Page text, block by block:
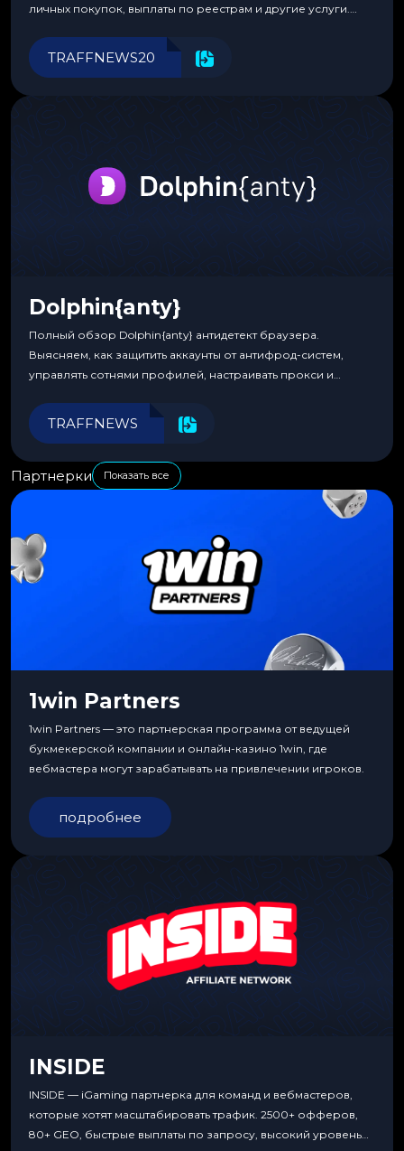
личных покупок, выплаты по реестрам и другие услуги.
инструменты для управления финансами.
TRAFFNEWS20
Dolphin{anty}
Полный обзор Dolphin{anty} антидетект браузера.
Выясняем, как защитить аккаунты от антифрод-систем,
управлять сотнями профилей, настраивать прокси и
эффективности.
TRAFFNEWS
Партнерки Показать все
1win Partners
1win Partners — это партнерская программа от ведущей
букмекерской компании и онлайн-казино 1win, где
вебмастера могут зарабатывать на привлечении игроков.
подробнее
INSIDE
INSIDE — iGaming партнерка для команд и вебмастеров,
которые хотят масштабировать трафик. 2500+ офферов,
80+ GEO, быстрые выплаты по запросу, высокий уровень